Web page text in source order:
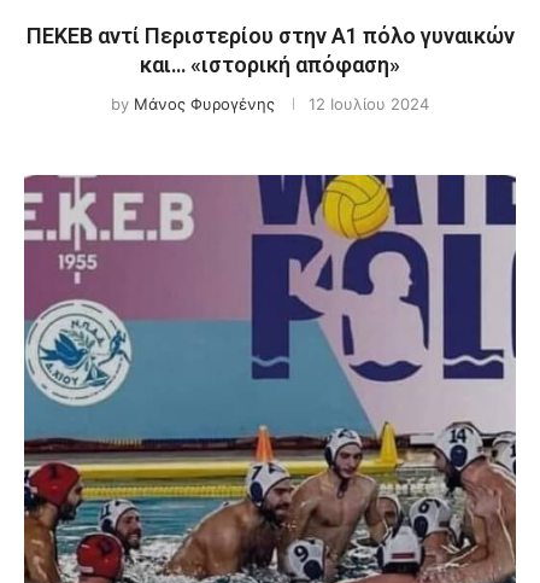
ΠΕΚΕΒ αντί Περιστερίου στην Α1 πόλο γυναικών
και… «ιστορική απόφαση»
by Μάνος Φυρογένης 12 Ιουλίου 2024